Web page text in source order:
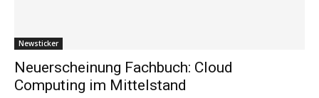
Newsticker
Neuerscheinung Fachbuch: Cloud
Computing im Mittelstand